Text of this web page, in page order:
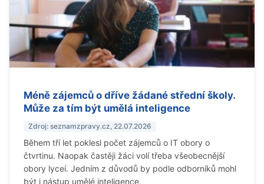
Méně zájemců o dříve žádané střední školy.
Může za tím být umělá inteligence
Zdroj: seznamzpravy.cz, 22.07.2026
Během tří let poklesl počet zájemců o IT obory o
čtvrtinu. Naopak častěji žáci volí třeba všeobecnější
obory lyceí. Jedním z důvodů by podle odborníků mohl
být i nástup umělé inteligence.